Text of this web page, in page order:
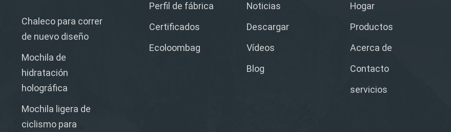
Chaleco para correr
de nuevo diseño
Mochila de
hidratación
holográfica
Mochila ligera de
ciclismo para
Perfil de fábrica
Certificados
Ecoloombag
Noticias
Descargar
Vídeos
Blog
Hogar
Productos
Acerca de
Contacto
servicios